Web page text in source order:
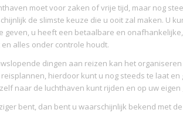
moet voor zaken of vrije tijd, maar nog
de slimste keuze die u ooit zal maken. U
geven, u heeft een betaalbare en
alles onder controle houdt.
dingen aan reizen kan het
hierdoor kunt u nog steeds te laat
naar de luchthaven kunt rijden en op uw
bent, dan bent u waarschijnlijk bekend met